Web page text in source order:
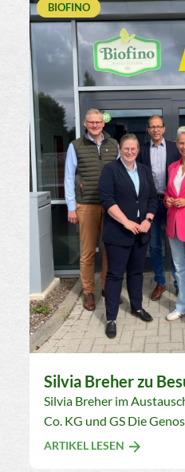
BIOFINO
Silvia Breher zu
Silvia Breher im
Co. KG und GS Die
ARTIKEL LESEN